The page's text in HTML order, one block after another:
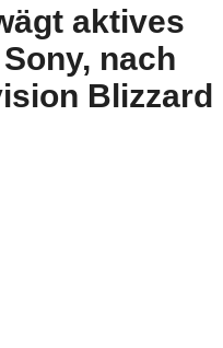
aktives
nach
Blizzard